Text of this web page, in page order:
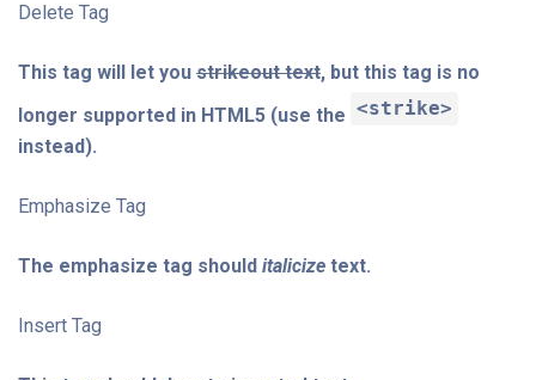
Delete Tag
This tag will let you strikeout text, but this tag is no
longer supported in HTML5 (use the <strike>
instead).
Emphasize Tag
The emphasize tag should italicize text.
Insert Tag